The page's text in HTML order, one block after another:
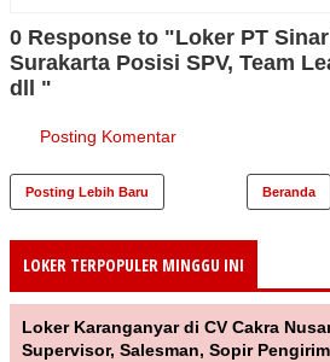
0 Response to "Loker PT
Surakarta Posisi SPV, Team
dll "
Posting Komentar
Posting Lebih Baru Beranda
LOKER TERPOPULER MINGGU INI
Loker Karanganyar di CV Cakra
Supervisor, Salesman, Sopir